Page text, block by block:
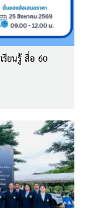
รียนรู้ สื่อ 60